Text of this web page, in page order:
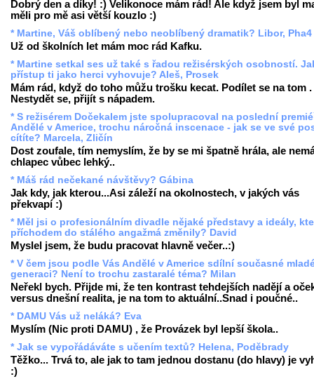
Dobrý den a díky! :) Velikonoce mám rád! Ale když jsem byl
měli pro mě asi větší kouzlo :)
* Martine, Váš oblíbený nebo neoblíbený dramatik? Libor, Pha4
Už od školních let mám moc rád Kafku.
* Martine setkal ses už také s řadou režisérských osobností.
přístup ti jako herci vyhovuje? Aleš, Prosek
Mám rád, když do toho můžu trošku kecat. Podílet se na tom .
Nestydět se, přijít s nápadem.
* S režisérem Dočekalem jste spolupracoval na poslední
Andělé v Americe, trochu náročná inscenace - jak se ve své
cítíte? Marcela, Zličín
Dost zoufale, tím nemyslím, že by se mi špatně hrála, ale
chlapec vůbec lehký..
* Máš rád nečekané návštěvy? Gábina
Jak kdy, jak kterou...Asi záleží na okolnostech, v jakých vás
překvapí :)
* Měl jsi o profesionálním divadle nějaké představy a ideály,
příchodem do stálého angažmá změnily? David
Myslel jsem, že budu pracovat hlavně večer..:)
* V čem jsou podle Vás Andělé v Americe sdílní současné
generaci? Není to trochu zastaralé téma? Milan
Neřekl bych. Přijde mi, že ten kontrast tehdejších nadějí a
versus dnešní realita, je na tom to aktuální..Snad i poučné..
* DAMU Vás už neláká? Eva
Myslím (Nic proti DAMU) , že Provázek byl lepší škola..
* Jak se vypořádáváte s učením textů? Helena, Poděbrady
Těžko... Trvá to, ale jak to tam jednou dostanu (do hlavy) je
:)